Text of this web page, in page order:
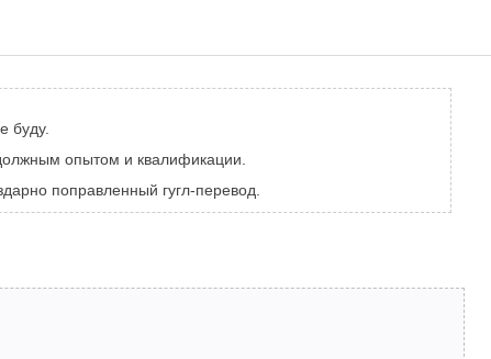
буду.
опытом и квалификации.
поправленный гугл-перевод.